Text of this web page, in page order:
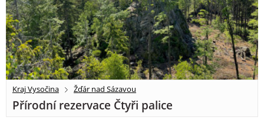
Kraj Vysočina Žďár nad Sázavou
Přírodní rezervace Čtyři palice